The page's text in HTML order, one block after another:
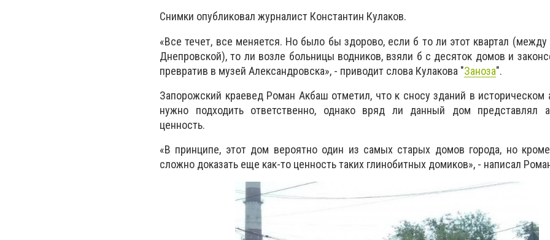
Снимки опубликовал журналист Константин Кулаков.
«Все течет, все меняется. Но было бы здорово, если б то ли этот квартал (между
Днепровской), то ли возле больницы водников, взяли б с десяток домов и
превратив в музей Александровска», - приводит слова Кулакова "Заноза".
Запорожский краевед Роман Акбаш отметил, что к сносу зданий в историческом
нужно подходить ответственно, однако вряд ли данный дом представлял
ценность.
«В принципе, этот дом вероятно один из самых старых домов города, но
сложно доказать еще как-то ценность таких глинобитных домиков», - написал